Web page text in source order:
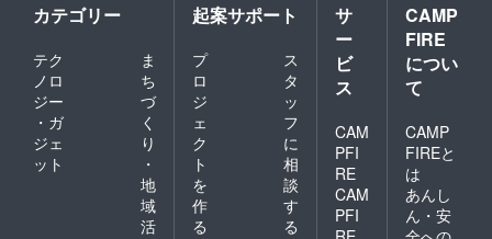
カテゴリー
テク
ノロ
ジー
・ガ
ジェ
ット
ま
ち
づ
く
り
・
地
域
活
起案サポート
プ
ロ
ジ
ェ
ク
ト
を
作
る
ス
タ
ッ
フ
に
相
談
す
る
サ
ー
ビ
ス
CAM
PFI
RE
CAM
PFI
CAMP
FIRE
につい
て
CAMP
FIREと
は
あんし
ん・安